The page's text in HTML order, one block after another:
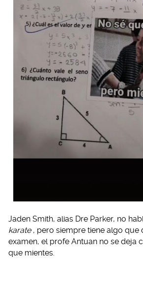
Jaden Smith, alias Dre Parker, no
karate , pero siempre tiene algo que
examen, el profe Antuan no se deja
que mientes.